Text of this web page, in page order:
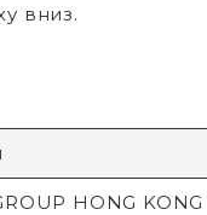
вниз.
HONG